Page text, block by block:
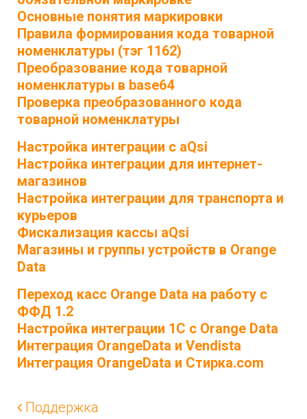
Поддержка
Основные понятия маркировки
Правила формирования кода товарной
номенклатуры (тэг 1162)
Преобразование кода товарной
номенклатуры в base64
Проверка преобразованного кода
товарной номенклатуры
Настройка интеграции с aQsi
Настройка интеграции для интернет-
магазинов
Настройка интеграции для транспорта и
курьеров
Фискализация кассы aQsi
Магазины и группы устройств в Orange
Data
Переход касс Orange Data на работу с
ФФД 1.2
Настройка интеграции 1С с Orange Data
Интеграция OrangeData и Vendista
Интеграция OrangeData и Стирка.com